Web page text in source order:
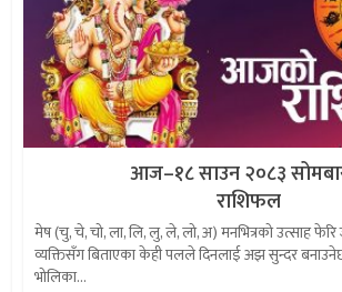
आज–१८ साउन २०८३
राशिफल
मेष (चु, चे, चो, ला, लि, लु, ले, लो, अ) मनभित्रको उत्साह फेरि
व्यक्तिसँग बिताएका केही पलले दिनलाई अझ सुन्दर
भोलिका...